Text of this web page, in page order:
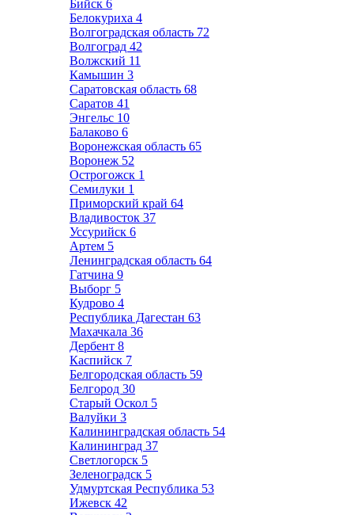
Бийск 6
Белокуриха 4
Волгоградская область 72
Волгоград 42
Волжский 11
Камышин 3
Саратовская область 68
Саратов 41
Энгельс 10
Балаково 6
Воронежская область 65
Воронеж 52
Острогожск 1
Семилуки 1
Приморский край 64
Владивосток 37
Уссурийск 6
Артем 5
Ленинградская область 64
Гатчина 9
Выборг 5
Кудрово 4
Республика Дагестан 63
Махачкала 36
Дербент 8
Каспийск 7
Белгородская область 59
Белгород 30
Старый Оскол 5
Валуйки 3
Калининградская область 54
Калининград 37
Светлогорск 5
Зеленоградск 5
Удмуртская Республика 53
Ижевск 42